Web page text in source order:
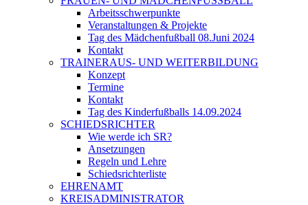
Arbeitsschwerpunkte
Veranstaltungen & Projekte
Tag des Mädchenfußball 08.Juni 2024
Kontakt
TRAINERAUS- UND WEITERBILDUNG
Konzept
Termine
Kontakt
Tag des Kinderfußballs 14.09.2024
SCHIEDSRICHTER
Wie werde ich SR?
Ansetzungen
Regeln und Lehre
Schiedsrichterliste
EHRENAMT
KREISADMINISTRATOR